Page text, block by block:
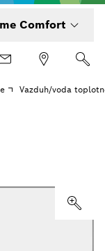
Comfort
Vazduh/voda